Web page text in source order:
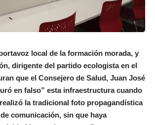
local de la formación morada, y
dirigente del partido ecologista en el
que el Consejero de Salud, Juan José
en falso” esta infraestructura cuando
la tradicional foto propagandística
comunicación, sin que haya